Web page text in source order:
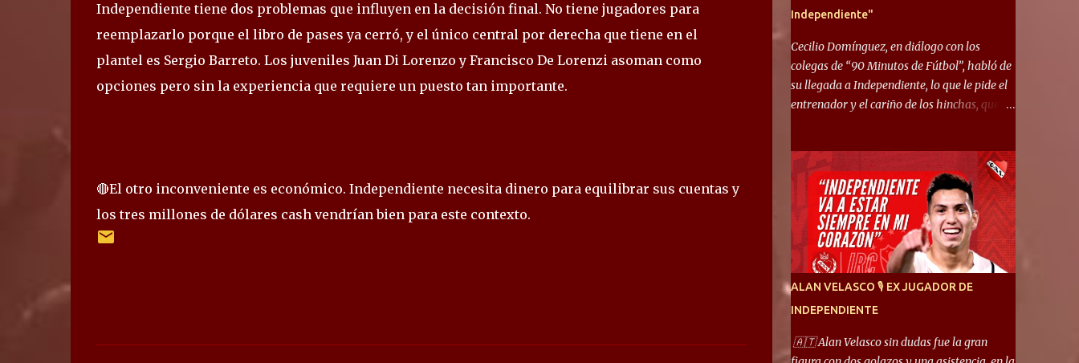
Independiente tiene dos problemas que influyen en la decisión final. No tiene jugadores para
reemplazarlo porque el libro de pases ya cerró, y el único central por derecha que tiene en el
plantel es Sergio Barreto. Los juveniles Juan Di Lorenzo y Francisco De Lorenzi asoman como
opciones pero sin la experiencia que requiere un puesto tan importante.
🔴El otro inconveniente es económico. Independiente necesita dinero para equilibrar sus cuentas y
los tres millones de dólares cash vendrían bien para este contexto.
Independiente"
Cecilio Domínguez, en diálogo con los
colegas de “90 Minutos de Fútbol”, habló de
su llegada a Independiente, lo que le pide el
entrenador y el cariño de los hinchas, que se
ayuda a que me adapte rápidamente, soy un
hombre alegre y abierto. Creo que lo estoy
haciendo muy bien. Cuando llegué, llegué a
un Independiente que juega muy dinámico y
me gusta mucho. Me favorece por la forma
de jugar mía y eso también ayudó a que me
adapte”. “Me siento mejor por izquierda,
pero me gusta mucho jugar de 9, y juego sin
problemas por derecha también. Jugar de 9
y de extremo por izquierda es diferente. A mi
me gusta jugar por fuera, porque tengo mas
ALAN VELASCO 🎙 EX JUGADOR DE
INDEPENDIENTE
🇦🇹 Alan Velasco sin dudas fue la gran